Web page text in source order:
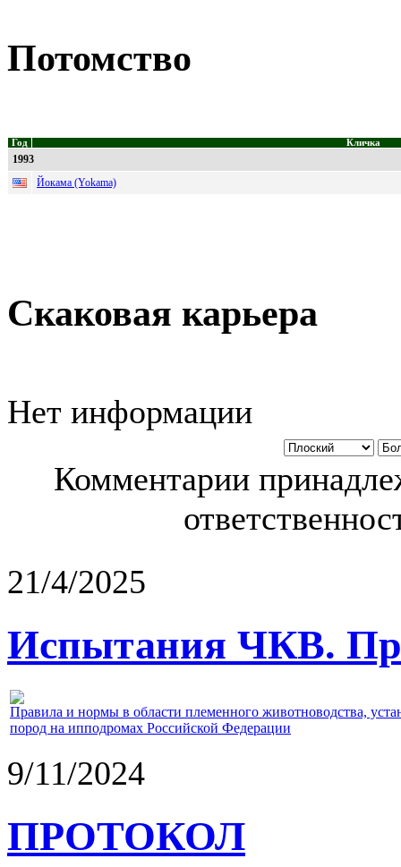
Потомство
Год Кличка
1993
Йокама (Yokama)
Скаковая карьера
Нет информации
Комментарии
21/4/2025
Испытания ЧКВ.
Правила и нормы в области племенного животноводства,
пород на ипподромах Российской Федерации
9/11/2024
ПРОТОКОЛ